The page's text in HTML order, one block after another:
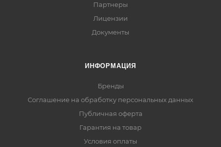
Партнеры
Лицензии
Документы
ИНФОРМАЦИЯ
Бренды
Соглашение на обработку персональных данных
Публичная оферта
Гарантия на товар
Условия оплаты